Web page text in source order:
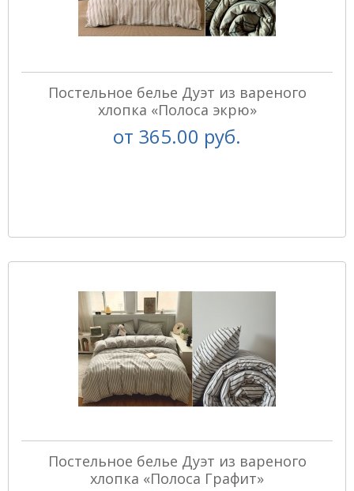
Постельное белье Дуэт из вареного
хлопка «Полоса экрю»
от 365.00 руб.
Постельное белье Дуэт из вареного
хлопка «Полоса Графит»